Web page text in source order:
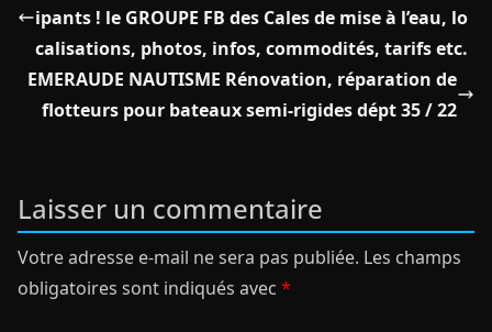
ipants ! le GROUPE FB des Cales de mise à l’eau, lo
calisations, photos, infos, commodités, tarifs etc.
EMERAUDE NAUTISME Rénovation, réparation de
flotteurs pour bateaux semi-rigides dépt 35 / 22
Laisser un commentaire
Votre adresse e-mail ne sera pas publiée. Les champs
obligatoires sont indiqués avec *